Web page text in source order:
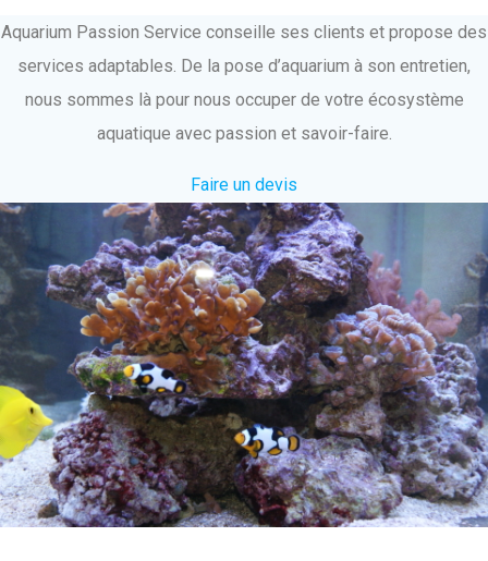
Aquarium Passion Service conseille ses clients et propose des
services adaptables. De la pose d’aquarium à son entretien,
nous sommes là pour nous occuper de votre écosystème
aquatique avec passion et savoir-faire.
Faire un devis